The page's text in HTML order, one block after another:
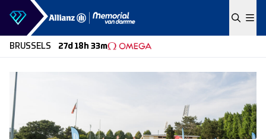
Skip to content
BRUSSELS 27d 18h 33m